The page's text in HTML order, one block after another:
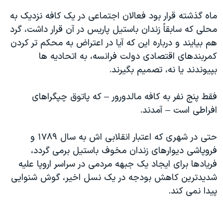
دادگاه حمید نوری
چهل سال گروگان‌گیری
قانون شفافیت دارائی کادر رهبری ایران
اعتراضات مردمی آبان ۹۸
نرگس محمدی برنده جایزه نوبل صلح
صفحه‌های ویژه
سفر پرزیدنت ترامپ به چین
ماه گذشته قرار بود فعالان اجتماعی در یک کافه نزدیک به
محلی که سابقاً زندان باستیل پاریس در آن قرار داشت، گرد
هم بیایند و درباره این که آیا در اعتراض به محکم تر کردن
کمربندهای اقتصادی دولت فرانسه، به اتحادیه ها
بپیوندند یا نه، تصمیم بگیرند.
فقط پنج نفر به کافه مالدورور – که پاتوق چپگراهای
افراطی است – آمدند.
حتی در شهری که اعتبار انقلابی اش به سال ۱۷۸۹ و
فروپاشی دیوارهای زندان مخوف باستیل برمی گردد،
فریادها برای ایجاد یک جبهه مردمی در سراسر اروپا علیه
شدیدترین کاهش بودجه در یک نسل اخیر، گوش شنوایی
پیدا نمی کند.